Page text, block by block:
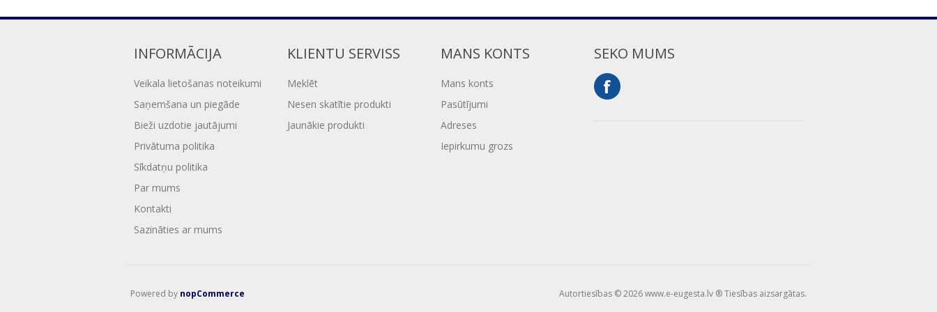
INFORMĀCIJA
Veikala lietošanas noteikumi
Saņemšana un piegāde
Bieži uzdotie jautājumi
Privātuma politika
Sīkdatņu politika
Par mums
Kontakti
Sazināties ar mums
KLIENTU SERVISS
Meklēt
Nesen skatītie produkti
Jaunākie produkti
MANS KONTS
Mans konts
Pasūtījumi
Adreses
Iepirkumu grozs
SEKO MUMS
Autortiesības © 2026 www.e-eugesta.lv ® Tiesības aizsargātas.
Powered by nopCommerce